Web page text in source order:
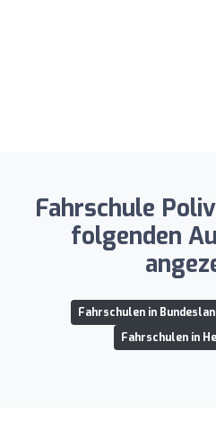
Fahrschule
folgenden
Fahrschulen in
Fahrschulen in